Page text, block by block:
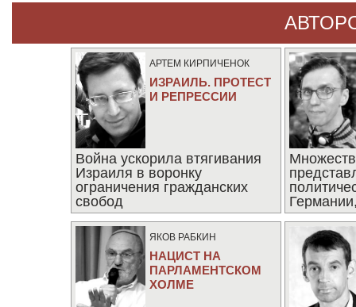
АРТЕМ КИРПИЧЕНОК
ИЗРАИЛЬ. ПРОТЕСТ
И РЕПРЕССИИ
Война ускорила втягивания
Израиля в воронку
ограничения гражданских
свобод
ЯКОВ РАБКИН
НАЦИСТ НА
ПАРЛАМЕНТСКОМ
ХОЛМЕ